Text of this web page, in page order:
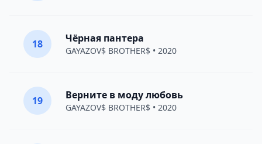
18 Чёрная пантера
GAYAZOV$ BROTHER$ • 2020
19 Верните в моду любовь
GAYAZOV$ BROTHER$ • 2020